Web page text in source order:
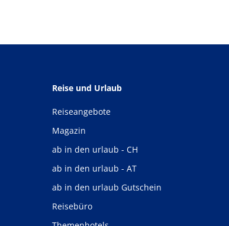
Reise und Urlaub
Reiseangebote
Magazin
ab in den urlaub - CH
ab in den urlaub - AT
ab in den urlaub Gutschein
Reisebüro